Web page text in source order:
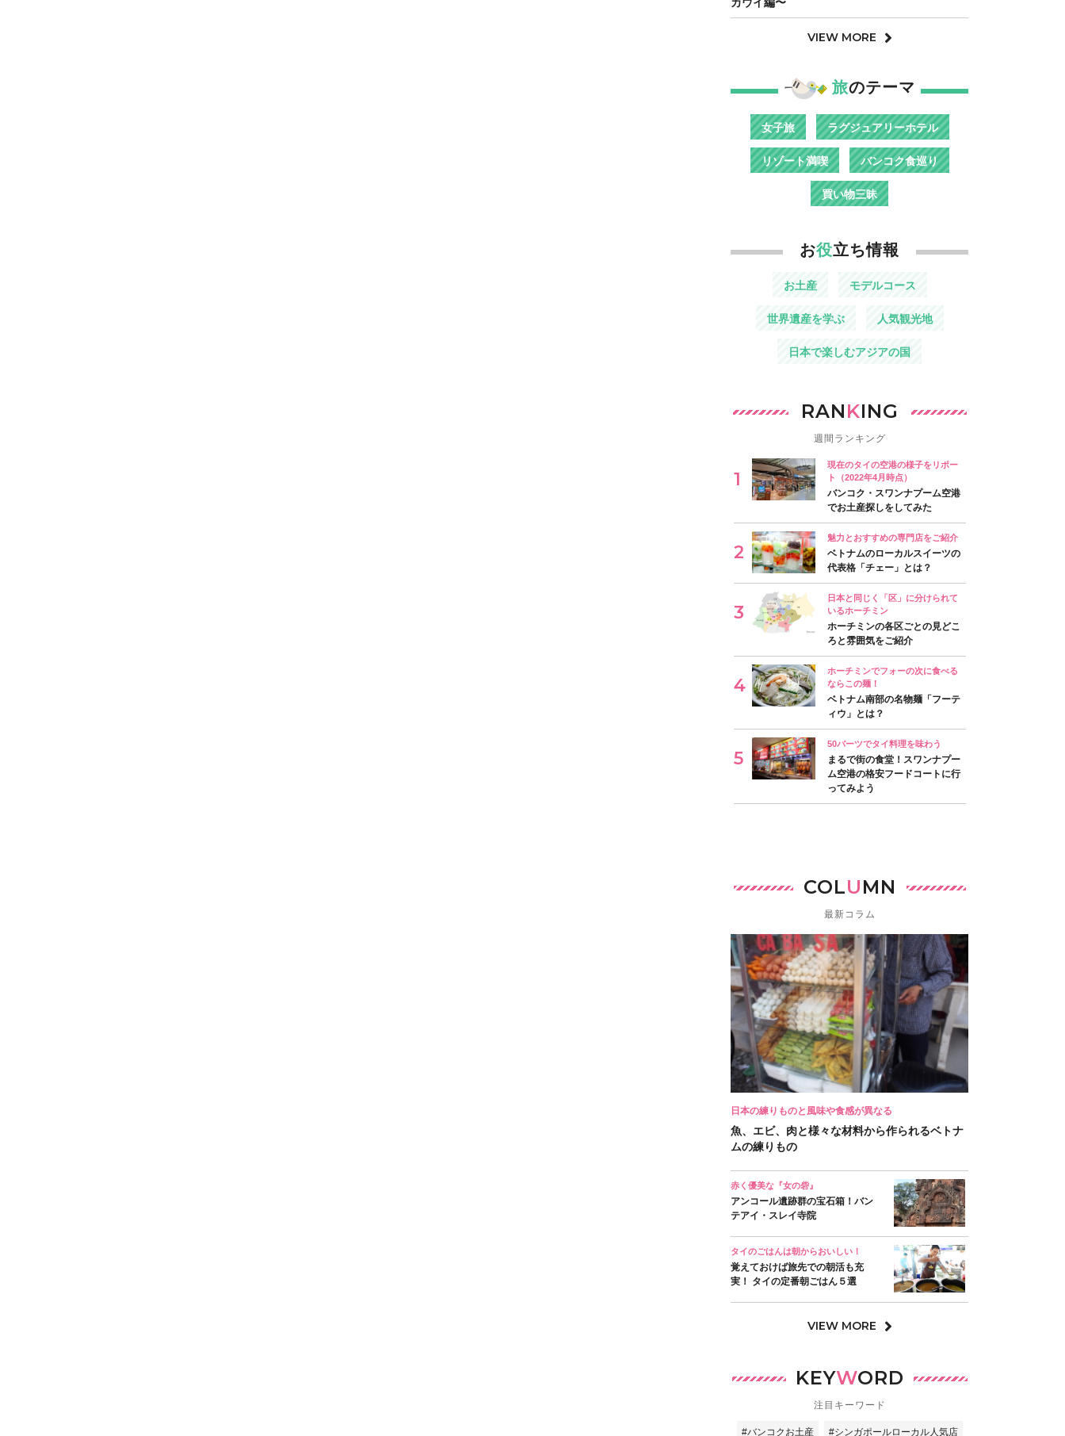
VIEW MORE
旅のテーマ
女子旅 ラグジュアリーホテル
リゾート満喫 バンコク食巡り
買い物三昧
お役立ち情報
お土産 モデルコース
世界遺産を学ぶ 人気観光地
日本で楽しむアジアの国
RANKING
週間ランキング
現在のタイの空港の様子をリポー
ト（2022年4月時点）
バンコク・スワンナプーム空港
でお土産探しをしてみた
魅力とおすすめの専門店をご紹介
ベトナムのローカルスイーツの
代表格「チェー」とは？
日本と同じく「区」に分けられて
いるホーチミン
ホーチミンの各区ごとの見どこ
ろと雰囲気をご紹介
ホーチミンでフォーの次に食べる
ならこの麺！
ベトナム南部の名物麺「フーテ
ィウ」とは？
50バーツでタイ料理を味わう
まるで街の食堂！スワンナプー
ム空港の格安フードコートに行
ってみよう
COLUMN
最新コラム
日本の練りものと風味や食感が異なる
魚、エビ、肉と様々な材料から作られるベトナ
ムの練りもの
赤く優美な『女の砦』
アンコール遺跡群の宝石箱！バン
テアイ・スレイ寺院
タイのごはんは朝からおいしい！
覚えておけば旅先での朝活も充
実！ タイの定番朝ごはん５選
VIEW MORE
KEYWORD
注目キーワード
#バンコクお土産 #シンガポールローカル人気店